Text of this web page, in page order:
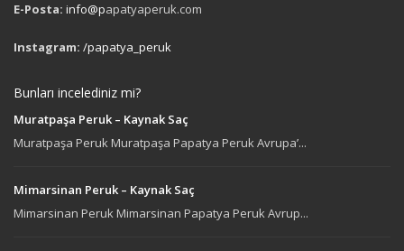
E-Posta: info@papatyaperuk.com
Instagram: /papatya_peruk
Bunları incelediniz mi?
Muratpaşa Peruk – Kaynak Saç
Muratpaşa Peruk Muratpaşa Papatya Peruk Avrupa’...
Mimarsinan Peruk – Kaynak Saç
Mimarsinan Peruk Mimarsinan Papatya Peruk Avrup...